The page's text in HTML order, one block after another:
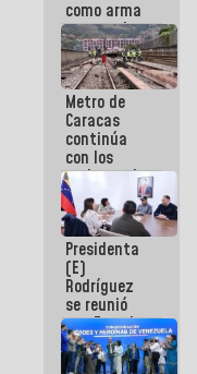
como arma
contra el
Pueblo
Metro de
Caracas
continúa
con los
trabajos de
mantenimiento
e inspección
en la Línea 2
Presidenta
(E)
Rodríguez
se reunió
con Estado
Mayor
Eléctrico